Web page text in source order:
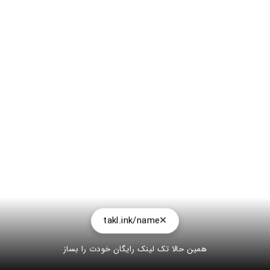
takl.ink/name
همین حالا تک لینک رایگان خودت را بساز